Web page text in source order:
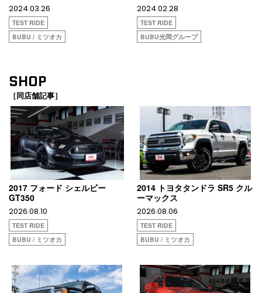
2024.03.26
TEST RIDE
BUBU / ミツオカ
2024.02.28
TEST RIDE
BUBU光岡グループ
SHOP
［同店舗記事］
2017 フォード シェルビー
GT350
2026.08.10
TEST RIDE
BUBU / ミツオカ
2014 トヨタタンドラ SR5 クル
ーマックス
2026.08.06
TEST RIDE
BUBU / ミツオカ